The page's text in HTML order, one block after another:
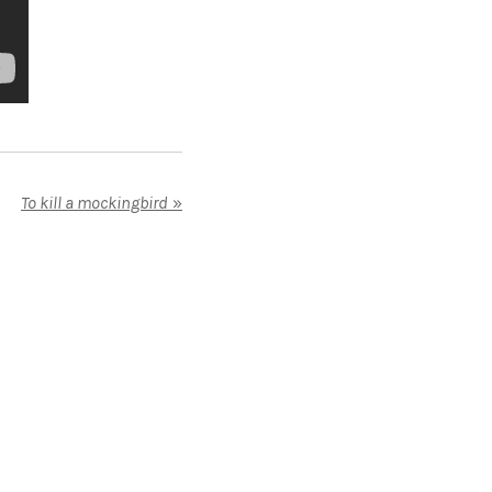
To kill a mockingbird »